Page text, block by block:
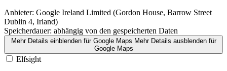
Anbieter: Google Ireland Limited (Gordon House, Barrow Street
Dublin 4, Irland)
Speicherdauer: abhängig von den gespeicherten Daten
Mehr Details einblendenfür Google Maps Mehr Details ausblendenfür
Google Maps
Elfsight